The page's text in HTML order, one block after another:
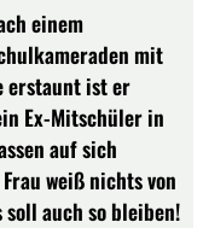
einem
mit
erstaunt ist er
Ex-Mitschüler in
auf sich
weiß nichts von
soll auch so bleiben!